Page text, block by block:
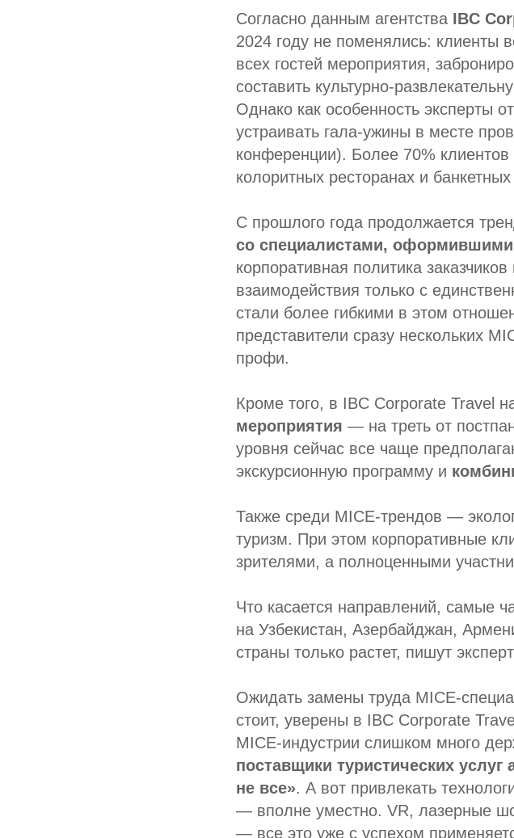
Согласно данным агентства IBC
2024 году не поменялись: клиенты
всех гостей мероприятия,
составить культурно-
Однако как особенность эксперты
устраивать гала-ужины в месте
конференции). Более 70% клиентов
колоритных ресторанах и банкетных
С прошлого года продолжается
со специалистами, оформившими
корпоративная политика
взаимодействия только с
стали более гибкими в этом
представители сразу нескольких
профи.
Кроме того, в IBC Corporate Travel
мероприятия — на треть от
уровня сейчас все чаще
экскурсионную программу и
Также среди MICE-трендов —
туризм. При этом корпоративные
зрителями, а полноценными
Что касается направлений, самые
на Узбекистан, Азербайджан,
страны только растет, пишут
Ожидать замены труда MICE-
стоит, уверены в IBC Corporate
MICE-индустрии слишком много
поставщики туристических
не все». А вот привлекать
— вполне уместно. VR, лазерные
— все это уже с успехом